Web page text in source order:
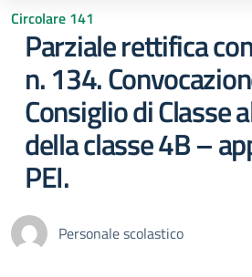
Circolare 141
Parziale rettifica
n. 134.
Consiglio di Classe
della classe 4B –
PEI.
Personale scolastico